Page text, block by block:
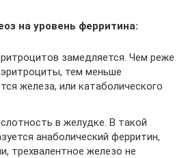
на уровень ферритина:
замедляется. Чем реже
тем меньше
железа, или катаболического
в желудке. В такой
анаболический ферритин,
трехвалентное железо не